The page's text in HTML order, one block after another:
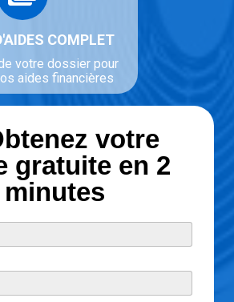
COMPLET
votre dossier pour
aides financières
votre
gratuite en 2
minutes